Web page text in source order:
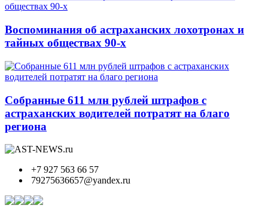
Воспоминания об астраханских лохотронах и
тайных обществах 90-х
Собранные 611 млн рублей штрафов с
астраханских водителей потратят на благо
региона
+7 927 563 66 57
79275636657@yandex.ru